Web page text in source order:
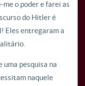
o poder e farei as
do Hitler é
Eles entregaram a
pesquisa na
naquele